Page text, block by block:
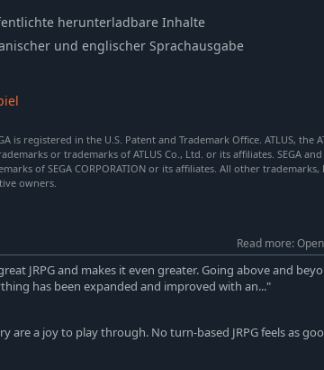
herunterladbare Inhalte
und englischer Sprachausgabe
is registered in the U.S. Patent and Trademark Office. ATLUS, the
or trademarks of ATLUS Co., Ltd. or its affiliates. SEGA and
of SEGA CORPORATION or its affiliates. All other trademarks,
owners.
Read more:
JRPG and makes it even greater. Going above and
has been expanded and improved with an..."
are a joy to play through. No turn-based JRPG feels as